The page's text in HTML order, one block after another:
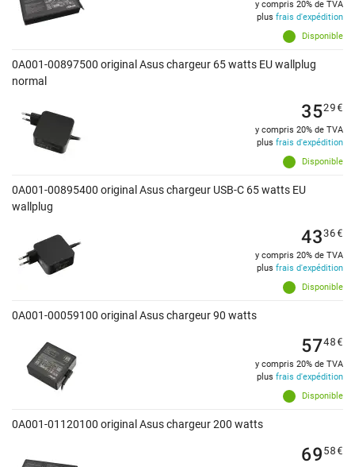
Disponible
y compris 20% de TVA
plus frais d'expédition
0A001-00897500 original Asus chargeur 65 watts EU wallplug
normal
Disponible
3529€
y compris 20% de TVA
plus frais d'expédition
0A001-00895400 original Asus chargeur USB-C 65 watts EU
wallplug
Disponible
4336€
y compris 20% de TVA
plus frais d'expédition
0A001-00059100 original Asus chargeur 90 watts
Disponible
5748€
y compris 20% de TVA
plus frais d'expédition
0A001-01120100 original Asus chargeur 200 watts
6958€